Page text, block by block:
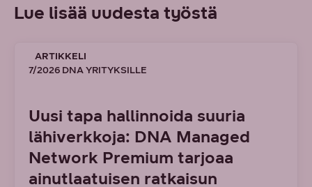
Lue lisää uudesta työstä
ARTIKKELI
7/2026 DNA YRITYKSILLE
Uusi tapa hallinnoida suuria
lähiverkkoja: DNA Managed
Network Premium tarjoaa
ainutlaatuisen ratkaisun